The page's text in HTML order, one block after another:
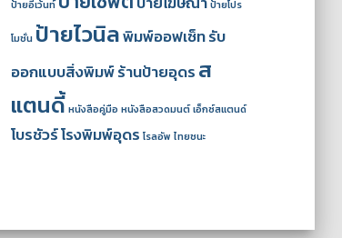
ป้ายอีเว้นท์ ป้ายโปร
โมชั่น ป้ายไวนิลพิมพ์ออฟเซ็ทรับ
ออกแบบสิ่งพิมพ์ร้านป้ายอุดร ส
แตนดี้ หนังสือคู่มือ หนังสือสวดมนต์ เอ็กซ์สแตนด์
โบรชัวร์โรงพิมพ์อุดร โรลอัพ ไทยชนะ